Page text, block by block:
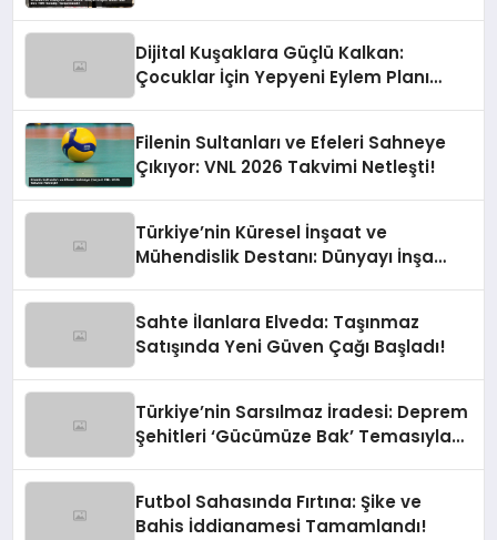
Dijital Kuşaklara Güçlü Kalkan:
Çocuklar İçin Yepyeni Eylem Planı
Filenin Sultanları ve Efeleri Sahneye
Çıkıyor: VNL 2026 Takvimi Netleşti!
Türkiye’nin Küresel İnşaat ve
Mühendislik Destanı: Dünyayı İnşa
Sahte İlanlara Elveda: Taşınmaz
Satışında Yeni Güven Çağı Başladı!
Türkiye’nin Sarsılmaz İradesi: Deprem
Şehitleri ‘Gücümüze Bak’ Temasıyla
Futbol Sahasında Fırtına: Şike ve
Bahis İddianamesi Tamamlandı!